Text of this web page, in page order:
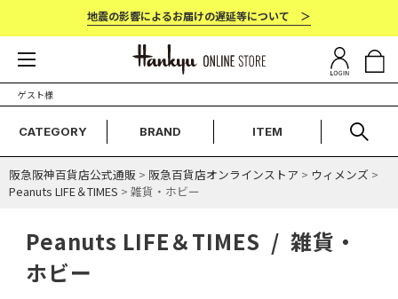
地震の影響によるお届けの遅延等について ＞
ゲスト様
CATEGORY BRAND ITEM
阪急阪神百貨店公式通販 > 阪急百貨店オンラインストア > ウィメンズ >
Peanuts LIFE＆TIMES > 雑貨・ホビー
Peanuts LIFE＆TIMES / 雑貨・
ホビー